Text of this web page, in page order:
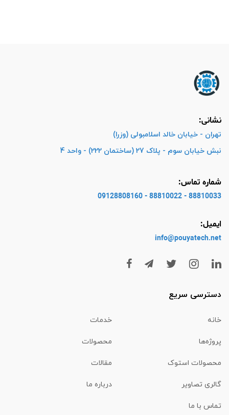
نشانی:
تهران - خیابان خالد اسلامبولی (وزرا)
نبش خیابان سوم - پلاک 27 (ساختمان 222) - واحد 4
شماره تماس:
88810033 - 88810022 - 09128808160
ایمیل:
info@pouyatech.net
دسترسی سریع
خانه خدمات
پروژه‌ها محصولات
محصولات استوک مقالات
گالری تصاویر درباره ما
تماس با ما